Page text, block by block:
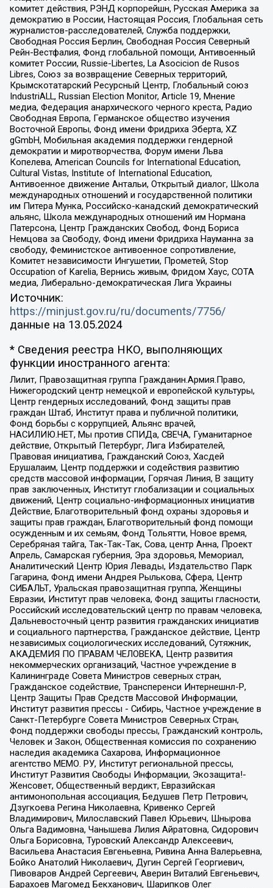
комитет действия, РЭНД корпорейшн, Русская Америка за
демократию в России, Настоящая Россия, Глобальная сеть
журналистов-расследователей, Служба поддержки,
Свободная Россия Берлин, Свободная Россия Северный
Рейн-Вестфалия, Фонд глобальной помощи, Антивоенный
комитет России, Russie-Libertes, La Asocicion de Rusos
Libres, Союз за возвращение Северных территорий,
Крымскотатарский Ресурсный Центр, Глобальный союз
IndustriALL, Russian Election Monitor, Article 19, Мнение
медиа, Федерация анархического черного креста, Радио
Свободная Европа, Германское общество изучения
Восточной Европы, Фонд имени Фридриха Эберта, XZ
gGmbH, Мобильная академия поддержки гендерной
демократии и миротворчества, Форум имени Льва
Копелева, American Councils for International Education,
Cultural Vistas, Institute of International Education,
Антивоенное движение Антальи, Открытый диалог, Школа
международных отношений и государственной политики
им Питера Мунка, Российско-канадский демократический
альянс, Школа международных отношений им Нормана
Патерсона, Центр Гражданских Свобод, Фонд Бориса
Немцова за Свободу, Фонд имени Фридриха Науманна за
свободу, Феминистское антивоенное сопротивление,
Комитет независимости Ингушетии, Прометей, Stop
Occupation of Karelia, Вернись живым, Фридом Хаус, СОТА
медиа, Либерально-демократическая Лига Украины
Источник:
https://minjust.gov.ru/ru/documents/7756/
данные на 13.05.2024
* Сведения реестра НКО, выполняющих
функции иностранного агента:
Лилит, Правозащитная группа Гражданин.Армия.Право,
Нижегородский центр немецкой и европейской культуры,
Центр гендерных исследований, Фонд защиты прав
граждан Штаб, Институт права и публичной политики,
Фонд борьбы с коррупцией, Альянс врачей,
НАСИЛИЮ.НЕТ, Мы против СПИДа, СВЕЧА, Гуманитарное
действие, Открытый Петербург, Лига Избирателей,
Правовая инициатива, Гражданский Союз, Хасдей
Ерушалаим, Центр поддержки и содействия развитию
средств массовой информации, Горячая Линия, В защиту
прав заключенных, Институт глобализации и социальных
движений, Центр социально-информационных инициатив
Действие, Благотворительный фонд охраны здоровья и
защиты прав граждан, Благотворительный фонд помощи
осужденным и их семьям, Фонд Тольятти, Новое время,
Серебряная тайга, Так-Так-Так, Сова, центр Анна, Проект
Апрель, Самарская губерния, Эра здоровья, Мемориал,
Аналитический Центр Юрия Левады, Издательство Парк
Гагарина, Фонд имени Андрея Рылькова, Сфера, Центр
СИБАЛЬТ, Уральская правозащитная группа, Женщины
Евразии, Институт прав человека, Фонд защиты гласности,
Российский исследовательский центр по правам человека,
Дальневосточный центр развития гражданских инициатив
и социального партнерства, Гражданское действие, Центр
независимых социологических исследований, Сутяжник,
АКАДЕМИЯ ПО ПРАВАМ ЧЕЛОВЕКА, Центр развития
некоммерческих организаций, Частное учреждение в
Калининграде Совета Министров северных стран,
Гражданское содействие, Трансперенси Интернешнл-Р,
Центр Защиты Прав Средств Массовой Информации,
Институт развития прессы - Сибирь, Частное учреждение в
Санкт-Петербурге Совета Министров Северных Стран,
Фонд поддержки свободы прессы, Гражданский контроль,
Человек и Закон, Общественная комиссия по сохранению
наследия академика Сахарова, Информационное
агентство МЕМО. РУ, Институт региональной прессы,
Институт Развития Свободы Информации, Экозащита!-
Женсовет, Общественный вердикт, Евразийская
антимонопольная ассоциация, Бедушев Петр Петрович,
Дзугкоева Регина Николаевна, Кривенко Сергей
Владимирович, Милославский Павел Юрьевич, Шнырова
Ольга Вадимовна, Чанышева Лилия Айратовна, Сидорович
Ольга Борисовна, Туровский Александр Алексеевич,
Васильева Анастасия Евгеньевна, Ривина Анна Валерьевна,
Бойко Анатолий Николаевич, Дугин Сергей Георгиевич,
Пивоваров Андрей Сергеевич, Аверин Виталий Евгеньевич,
Барахоев Магомед Бекханович, Шарипков Олег